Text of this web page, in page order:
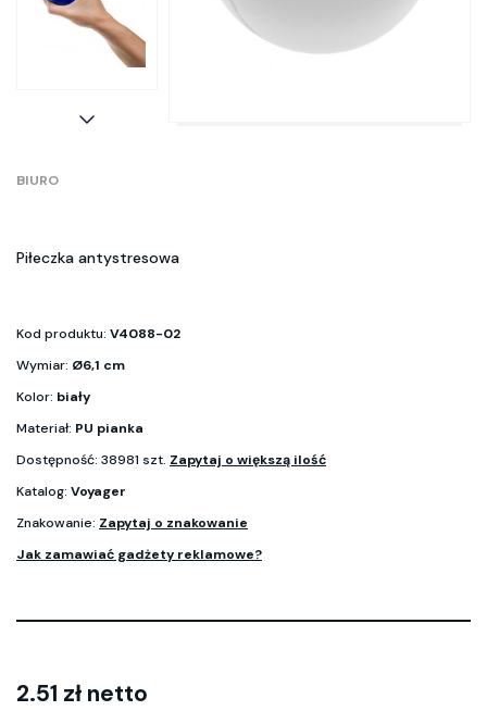
BIURO
Piłeczka antystresowa
Kod produktu: V4088-02
Wymiar: Ø6,1 cm
Kolor: biały
Materiał: PU pianka
Dostępność: 38981 szt. Zapytaj o większą ilość
Katalog: Voyager
Znakowanie: Zapytaj o znakowanie
Jak zamawiać gadżety reklamowe?
2.51 zł netto